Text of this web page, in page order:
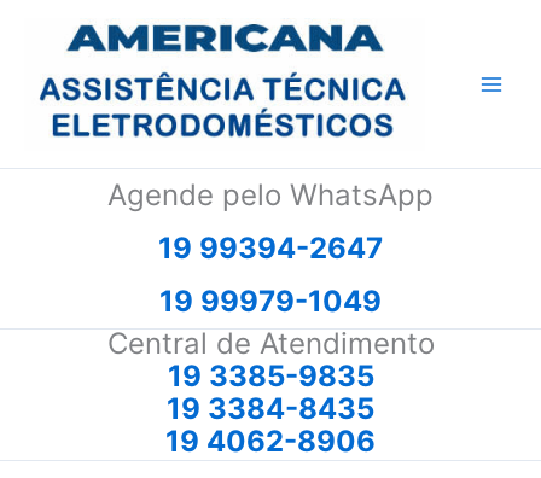
conteúdo
Agende pelo WhatsApp
19 99394-2647
19 99979-1049
Central de Atendimento
19 3385-9835
19 3384-8435
19 4062-8906